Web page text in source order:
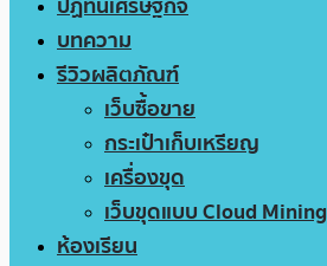
บทความ
รีวิวผลิตภัณฑ์
เว็บซื้อขาย
กระเป๋าเก็บเหรียญ
เครื่องขุด
เว็บขุดแบบ Cloud Mining
ห้องเรียน